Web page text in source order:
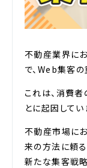
不動産業界に
で、Web集客
これは、消費
とに起因してい
不動産市場に
来の方法に頼
新たな集客戦